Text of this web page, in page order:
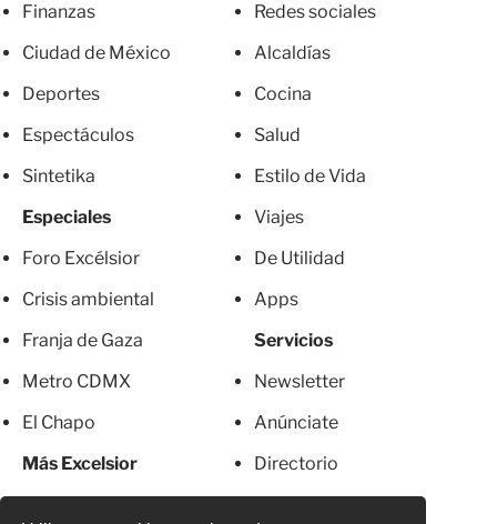
Finanzas
Ciudad de México
Deportes
Espectáculos
Sintetika
Especiales
Foro Excélsior
Crisis ambiental
Franja de Gaza
Metro CDMX
El Chapo
Más Excelsior
Redes sociales
Alcaldías
Cocina
Salud
Estilo de Vida
Viajes
De Utilidad
Apps
Servicios
Newsletter
Anúnciate
Directorio